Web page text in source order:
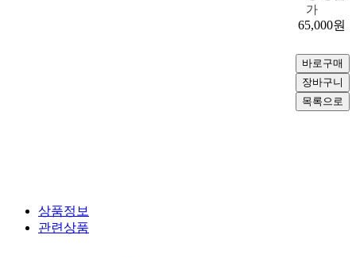
가
65,000원
상품정보
관련상품